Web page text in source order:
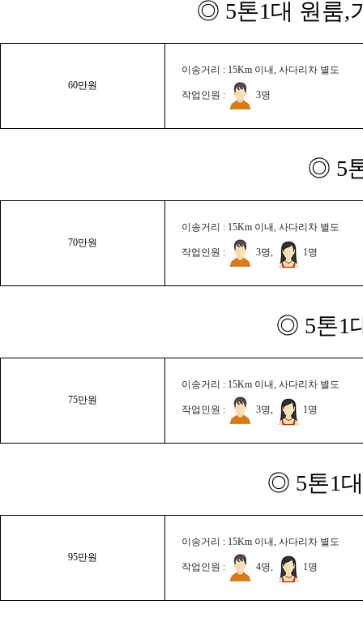
◎ 5톤1대 원룸,
60만원
이송거리 : 15Km 이내, 사다리차 별도
작업인원 : 3명
◎ 5
70만원
이송거리 : 15Km 이내, 사다리차 별도
작업인원 : 3명, 1명
◎ 5톤1
75만원
이송거리 : 15Km 이내, 사다리차 별도
작업인원 : 3명, 1명
◎ 5톤1
95만원
이송거리 : 15Km 이내, 사다리차 별도
작업인원 : 4명, 1명